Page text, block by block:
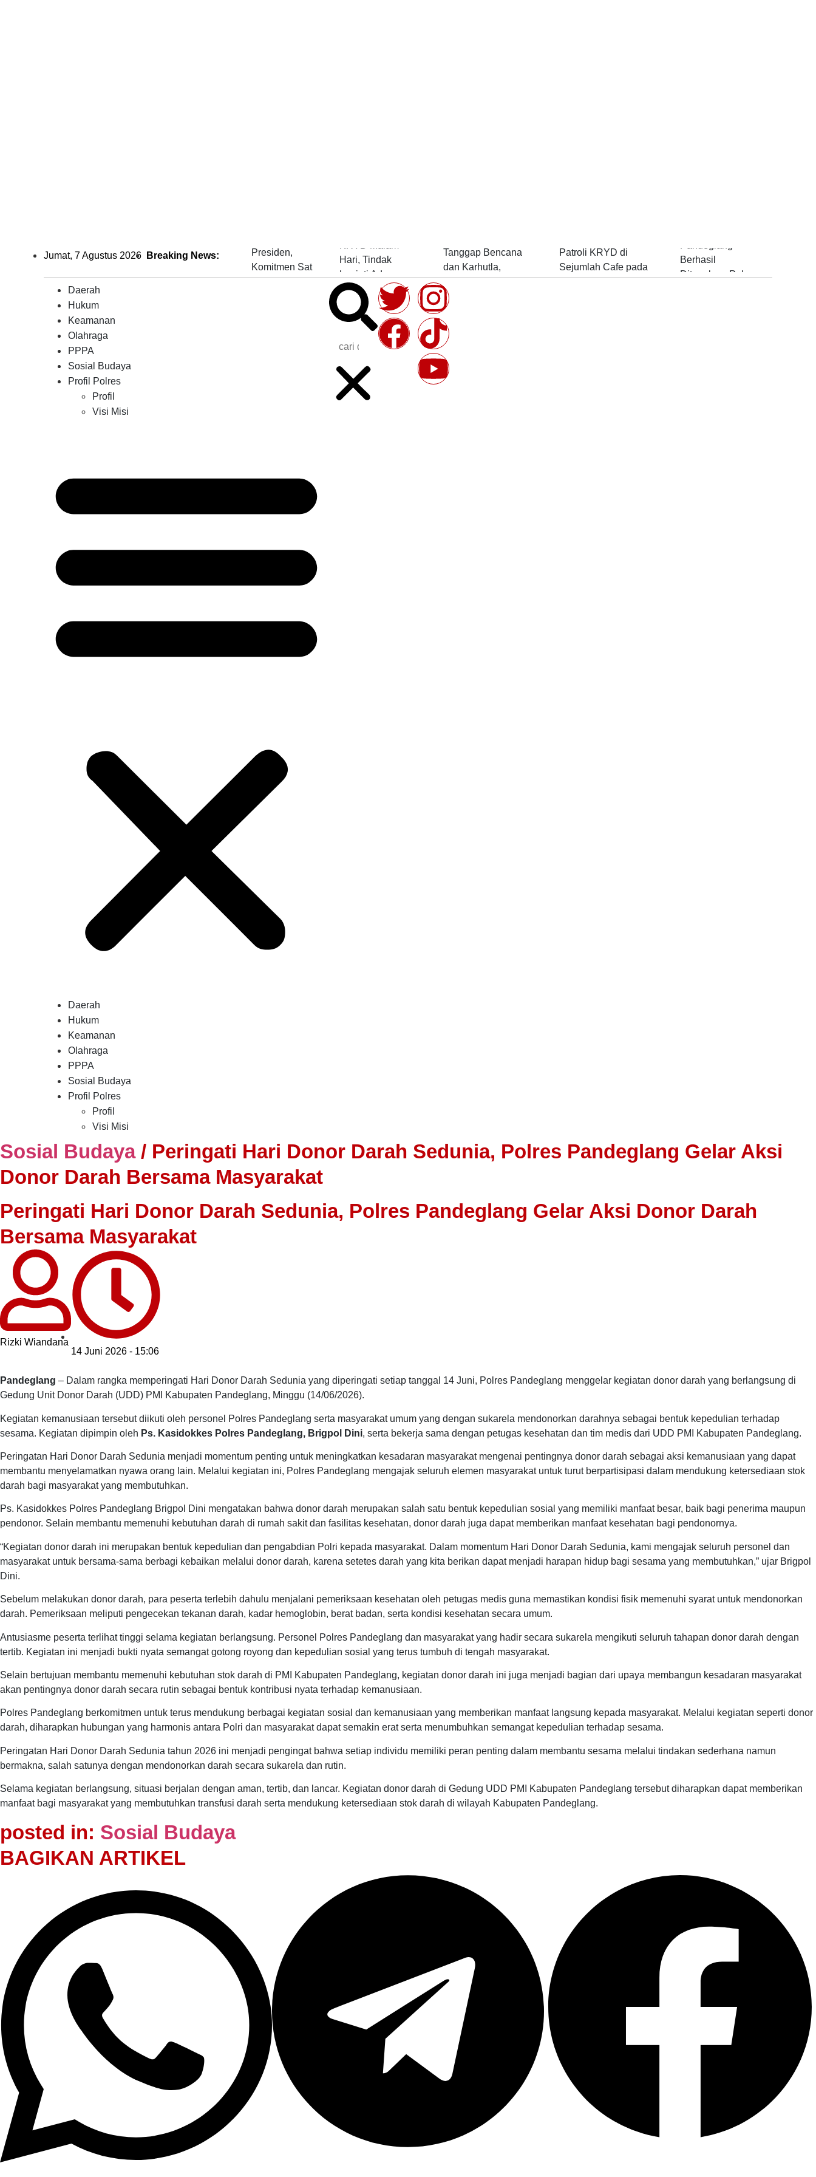
Jumat, 7 Agustus 2026 Breaking News:
Presiden,
Komitmen Sat
Hari, Tindak
Lanjuti Aduan
Masyarakat dan
Antisipasi Balap
Liar
Tanggap Bencana
dan Karhutla,
Lintas Sektor Hadapi
Potensi Bencana
Patroli KRYD di
Sejumlah Cafe pada
Berhasil
Ditangkap, Polres
Daerah
Hukum
Keamanan
Olahraga
PPPA
Sosial Budaya
Profil Polres
Profil
Visi Misi
Daerah
Hukum
Keamanan
Olahraga
PPPA
Sosial Budaya
Profil Polres
Profil
Visi Misi
Sosial Budaya/ Peringati Hari Donor Darah Sedunia, Polres Pandeglang Gelar Aksi
Donor Darah Bersama Masyarakat
Peringati Hari Donor Darah Sedunia, Polres Pandeglang Gelar Aksi Donor Darah
Bersama Masyarakat
Rizki Wiandana
14 Juni 2026 - 15:06
Pandeglang – Dalam rangka memperingati Hari Donor Darah Sedunia yang diperingati setiap tanggal 14 Juni, Polres Pandeglang menggelar kegiatan donor darah yang berlangsung di
Gedung Unit Donor Darah (UDD) PMI Kabupaten Pandeglang, Minggu (14/06/2026).
Kegiatan kemanusiaan tersebut diikuti oleh personel Polres Pandeglang serta masyarakat umum yang dengan sukarela mendonorkan darahnya sebagai bentuk kepedulian terhadap
sesama. Kegiatan dipimpin oleh Ps. Kasidokkes Polres Pandeglang, Brigpol Dini, serta bekerja sama dengan petugas kesehatan dan tim medis dari UDD PMI Kabupaten Pandeglang.
Peringatan Hari Donor Darah Sedunia menjadi momentum penting untuk meningkatkan kesadaran masyarakat mengenai pentingnya donor darah sebagai aksi kemanusiaan yang dapat
membantu menyelamatkan nyawa orang lain. Melalui kegiatan ini, Polres Pandeglang mengajak seluruh elemen masyarakat untuk turut berpartisipasi dalam mendukung ketersediaan stok
darah bagi masyarakat yang membutuhkan.
Ps. Kasidokkes Polres Pandeglang Brigpol Dini mengatakan bahwa donor darah merupakan salah satu bentuk kepedulian sosial yang memiliki manfaat besar, baik bagi penerima maupun
pendonor. Selain membantu memenuhi kebutuhan darah di rumah sakit dan fasilitas kesehatan, donor darah juga dapat memberikan manfaat kesehatan bagi pendonornya.
“Kegiatan donor darah ini merupakan bentuk kepedulian dan pengabdian Polri kepada masyarakat. Dalam momentum Hari Donor Darah Sedunia, kami mengajak seluruh personel dan
masyarakat untuk bersama-sama berbagi kebaikan melalui donor darah, karena setetes darah yang kita berikan dapat menjadi harapan hidup bagi sesama yang membutuhkan,” ujar Brigpol
Dini.
Sebelum melakukan donor darah, para peserta terlebih dahulu menjalani pemeriksaan kesehatan oleh petugas medis guna memastikan kondisi fisik memenuhi syarat untuk mendonorkan
darah. Pemeriksaan meliputi pengecekan tekanan darah, kadar hemoglobin, berat badan, serta kondisi kesehatan secara umum.
Antusiasme peserta terlihat tinggi selama kegiatan berlangsung. Personel Polres Pandeglang dan masyarakat yang hadir secara sukarela mengikuti seluruh tahapan donor darah dengan
tertib. Kegiatan ini menjadi bukti nyata semangat gotong royong dan kepedulian sosial yang terus tumbuh di tengah masyarakat.
Selain bertujuan membantu memenuhi kebutuhan stok darah di PMI Kabupaten Pandeglang, kegiatan donor darah ini juga menjadi bagian dari upaya membangun kesadaran masyarakat
akan pentingnya donor darah secara rutin sebagai bentuk kontribusi nyata terhadap kemanusiaan.
Polres Pandeglang berkomitmen untuk terus mendukung berbagai kegiatan sosial dan kemanusiaan yang memberikan manfaat langsung kepada masyarakat. Melalui kegiatan seperti donor
darah, diharapkan hubungan yang harmonis antara Polri dan masyarakat dapat semakin erat serta menumbuhkan semangat kepedulian terhadap sesama.
Peringatan Hari Donor Darah Sedunia tahun 2026 ini menjadi pengingat bahwa setiap individu memiliki peran penting dalam membantu sesama melalui tindakan sederhana namun
bermakna, salah satunya dengan mendonorkan darah secara sukarela dan rutin.
Selama kegiatan berlangsung, situasi berjalan dengan aman, tertib, dan lancar. Kegiatan donor darah di Gedung UDD PMI Kabupaten Pandeglang tersebut diharapkan dapat memberikan
manfaat bagi masyarakat yang membutuhkan transfusi darah serta mendukung ketersediaan stok darah di wilayah Kabupaten Pandeglang.
posted in: Sosial Budaya
BAGIKAN ARTIKEL